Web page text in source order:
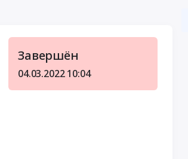
Завершён
04.03.2022 10:04